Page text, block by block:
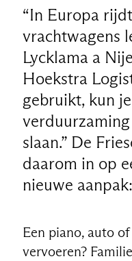
“In Europa
vrachtwagens
Lycklama a
Hoekstra
gebruikt, kun
slaan.” De
daarom in op
nieuwe
Een piano, auto
vervoeren?